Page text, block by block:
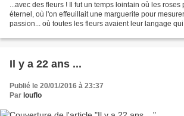
...avec des fleurs ! Il fut un temps lointain où les roses
éternel, où l'on effeuillait une marguerite pour
passion... où toutes les fleurs avaient leur langage
Il y a 22 ans ...
Publié le 20/01/2016 à 23:37
Par louflo